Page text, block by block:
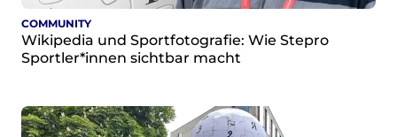
COMMUNITY
Wikipedia und Sportfotografie: Wie Stepro
Sportler*innen sichtbar macht